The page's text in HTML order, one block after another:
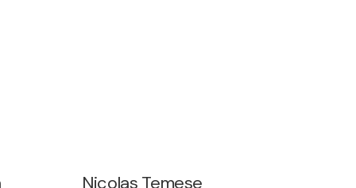
Nicolas Temese